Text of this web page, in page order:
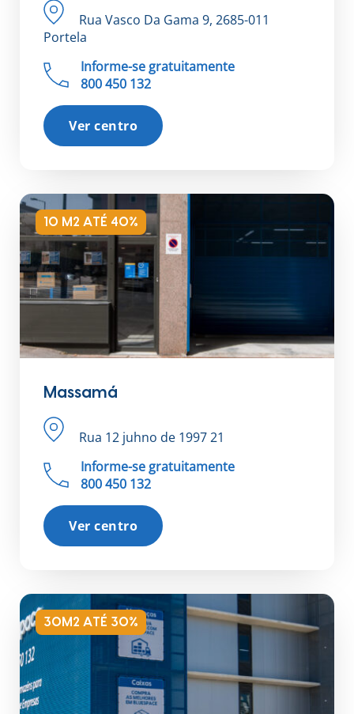
Rua Vasco Da Gama 9, 2685-011
Portela
Informe-se gratuitamente
800 450 132
Ver centro
10 M2 ATÉ 40%
Massamá
Rua 12 juhno de 1997 21
Informe-se gratuitamente
800 450 132
Ver centro
30M2 ATÉ 30%